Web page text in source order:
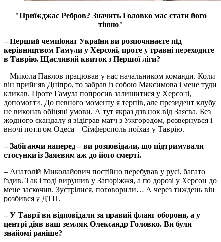
"Приїжджає Ребров? Значить Головко має стати його
тінню"
– Перший чемпіонат України ви розпочинаєте під
керівництвом Гамули у Херсоні, проте у травні переходите
в Таврію. Щасливий квиток з Першої ліги?
– Микола Павлов працював у нас начальником команди. Коли
він прийняв Дніпро, то забрав із собою Максимова і мене туди
кликав. Проте Гамула попросив залишитися у Херсоні,
допомогти. До певного моменту я терпів, але президент клубу
не виконав обіцяні умови. А тут якраз дзвінок від Заяєва. Без
жодного скандалу я відіграв матч з Ужгородом, розвернувся і
вночі потягом Одеса – Сімферополь поїхав у Таврію.
– Забігаючи наперед – ви розповідали, що підтримували
стосунки із Заяєвим аж до його смерті.
– Анатолій Миколайович постійно перебував у русі, багато
їздив. Так і тоді вирушив у Запоріжжя, а по дорозі у Херсон до
мене заскочив. Зустрілися, поговорили… А через тиждень він
розбився у ДТП.
– У Таврії ви відповідали за правий фланг оборони, а у
центрі діяв ваш земляк Олександр Головко. Ви були
знайомі раніше?